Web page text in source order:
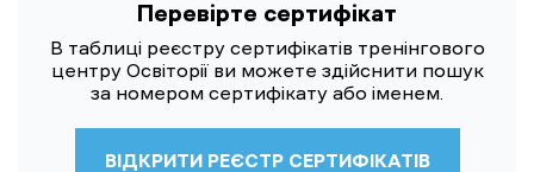
Перевірте сертифікат
В таблиці реєстру сертифікатів тренінгового
центру Освіторії ви можете здійснити пошук
за номером сертифікату або іменем.
ВІДКРИТИ РЕЄСТР СЕРТИФІКАТІВ